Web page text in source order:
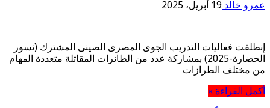
عمرو خالد 19 أبريل، 2025
إنطلقت فعاليات التدريب الجوى المصرى الصينى المشترك (نسور
الحضارة-2025) بمشاركة عدد من الطائرات المقاتلة متعددة المهام
من مختلف الطرازات
أكمل القراءة »